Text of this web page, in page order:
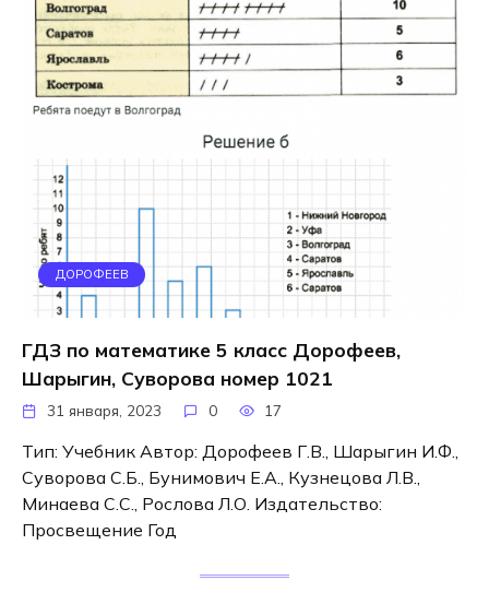
ДОРОФЕЕВ
ГДЗ по математике 5 класс Дорофеев,
Шарыгин, Суворова номер 1021
31 января, 2023 0 17
Тип: Учебник Автор: Дорофеев Г.В., Шарыгин И.Ф.,
Суворова С.Б., Бунимович Е.А., Кузнецова Л.В.,
Минаева С.С., Рослова Л.О. Издательство:
Просвещение Год